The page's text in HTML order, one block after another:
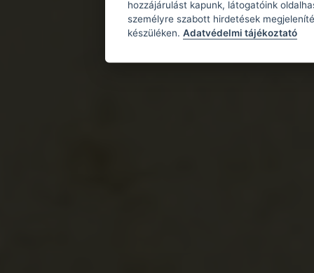
hozzájárulást kapunk, látogatóink
személyre szabott hirdetések
készüléken. Adatvédelmi tájékoztató